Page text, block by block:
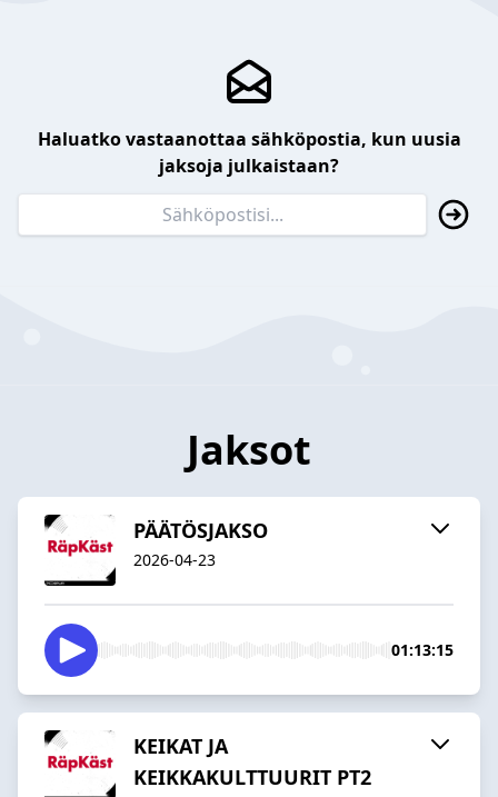
Haluatko vastaanottaa sähköpostia, kun uusia
jaksoja julkaistaan?
Jaksot
PÄÄTÖSJAKSO
2026-04-23
01:13:15
KEIKAT JA
KEIKKAKULTTUURIT PT2